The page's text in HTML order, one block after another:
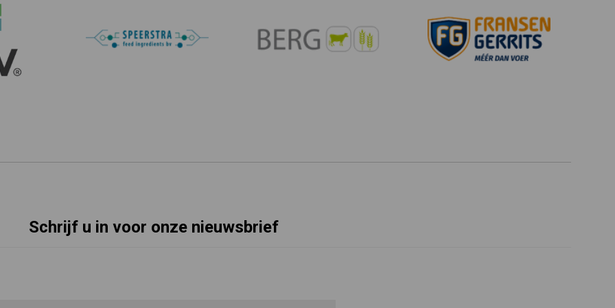
Schrijf u in voor onze nieuwsbrief